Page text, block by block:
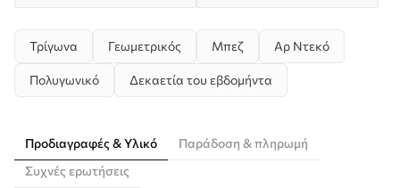
Τρίγωνα Γεωμετρικός Μπεζ Αρ Ντεκό
Πολυγωνικό Δεκαετία του εβδομήντα
Προδιαγραφές & Υλικό
Παράδοση & πληρωμή
Συχνές ερωτήσεις